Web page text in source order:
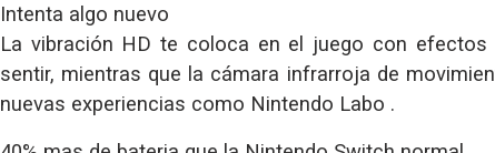
Intenta algo nuevo
La vibración HD te coloca en el juego con efectos
sentir, mientras que la cámara infrarroja de
nuevas experiencias como Nintendo Labo .